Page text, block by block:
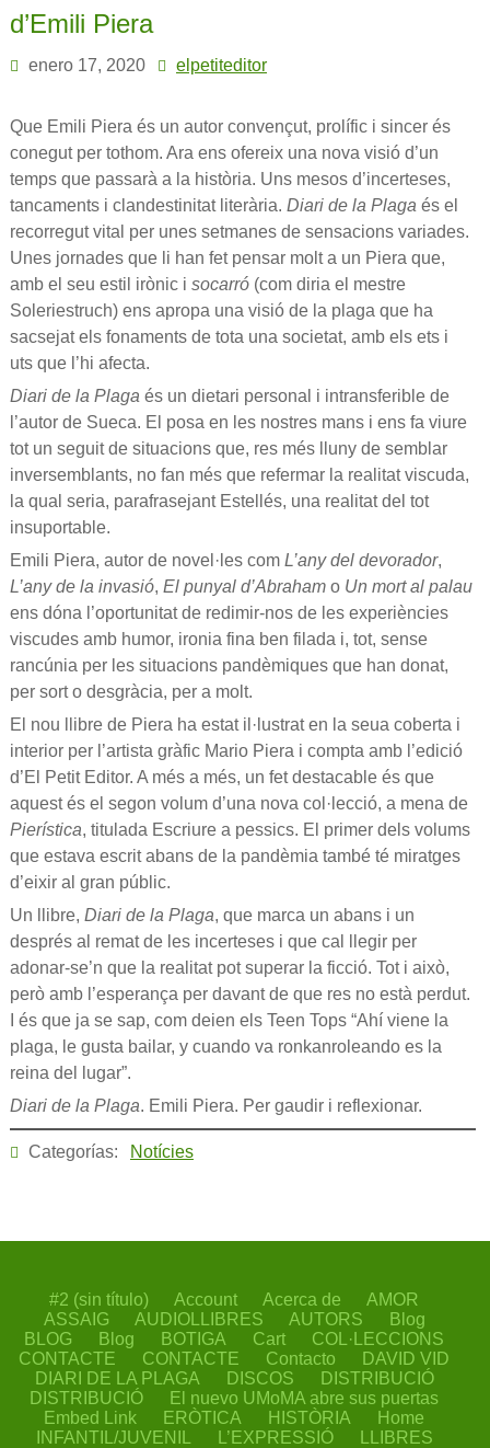
d’Emili Piera
enero 17, 2020 elpetiteditor
Que Emili Piera és un autor convençut, prolífic i sincer és
conegut per tothom. Ara ens ofereix una nova visió d’un
temps que passarà a la història. Uns mesos d’incerteses,
tancaments i clandestinitat literària. Diari de la Plaga és el
recorregut vital per unes setmanes de sensacions variades.
Unes jornades que li han fet pensar molt a un Piera que,
amb el seu estil irònic i socarró(com diria el mestre
Soleriestruch) ens apropa una visió de la plaga que ha
sacsejat els fonaments de tota una societat, amb els ets i
uts que l’hi afecta.
Diari de la Plaga és un dietari personal i intransferible de
l’autor de Sueca. El posa en les nostres mans i ens fa viure
tot un seguit de situacions que, res més lluny de semblar
inversemblants, no fan més que refermar la realitat viscuda,
la qual seria, parafrasejant Estellés, una realitat del tot
insuportable.
Emili Piera, autor de novel·les com L’any del devorador,
L’any de la invasió, El punyal d’Abrahamo Un mort al palau
ens dóna l’oportunitat de redimir-nos de les experiències
viscudes amb humor, ironia fina ben filada i, tot, sense
rancúnia per les situacions pandèmiques que han donat,
per sort o desgràcia, per a molt.
El nou llibre de Piera ha estat il·lustrat en la seua coberta i
interior per l’artista gràfic Mario Piera i compta amb l’edició
d’El Petit Editor. A més a més, un fet destacable és que
aquest és el segon volum d’una nova col·lecció, a mena de
Pierística, titulada Escriure a pessics. El primer dels volums
que estava escrit abans de la pandèmia també té miratges
d’eixir al gran públic.
Un llibre, Diari de la Plaga, que marca un abans i un
després al remat de les incerteses i que cal llegir per
adonar-se’n que la realitat pot superar la ficció. Tot i això,
però amb l’esperança per davant de que res no està perdut.
I és que ja se sap, com deien els Teen Tops “Ahí viene la
plaga, le gusta bailar, y cuando va ronkanroleando es la
reina del lugar”.
Diari de la Plaga. Emili Piera. Per gaudir i reflexionar.
Categorías: Notícies
#2 (sin título) Account Acerca de
AMOR
ASSAIG
AUDIOLLIBRES AUTORS
Blog
BLOG
Blog BOTIGA Cart
COL·LECCIONS
CONTACTE
CONTACTE Contacto
DAVID VID
DIARI DE LA PLAGA
DISCOS
DISTRIBUCIÓ
DISTRIBUCIÓ
El nuevo UMoMA abre sus puertas
Embed Link
ERÒTICA HISTÒRIA
Home
INFANTIL/JUVENIL
L’EXPRESSIÓ LLIBRES